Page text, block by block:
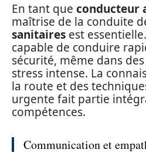
En tant que conducteur
maîtrise de la conduite
sanitaires est
capable de conduire
sécurité, même dans
stress intense. La
la route et des
urgente fait partie
compétences.
Communication et